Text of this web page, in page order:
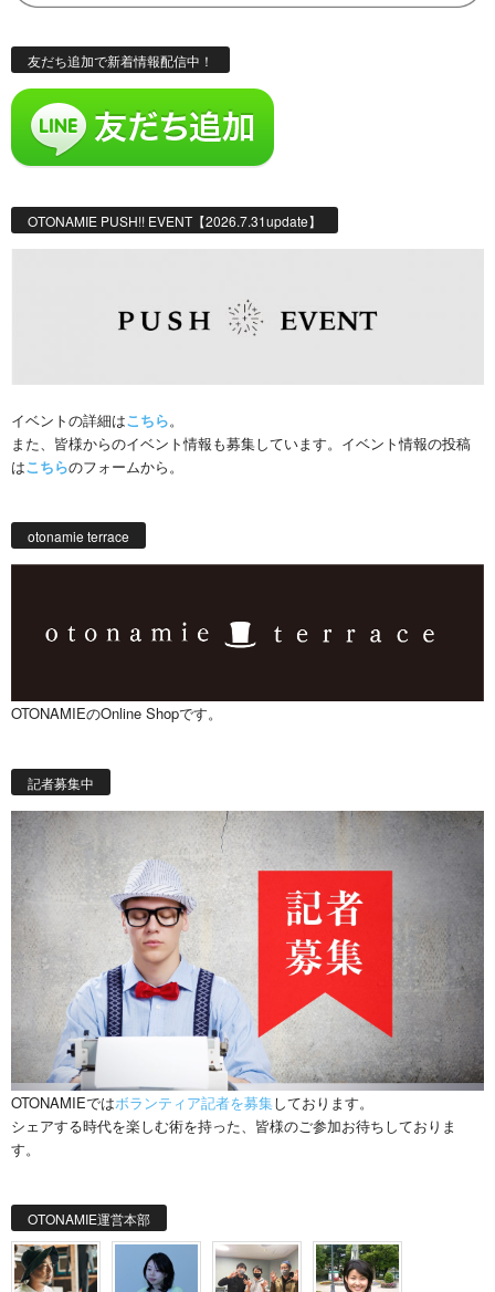
友だち追加で新着情報配信中！
OTONAMIE PUSH!! EVENT【2026.7.31update】
イベントの詳細はこちら。
また、皆様からのイベント情報も募集しています。イベント情報の投稿
はこちらのフォームから。
otonamie terrace
OTONAMIEのOnline Shopです。
記者募集中
OTONAMIEではボランティア記者を募集しております。
シェアする時代を楽しむ術を持った、皆様のご参加お待ちしておりま
す。
OTONAMIE運営本部